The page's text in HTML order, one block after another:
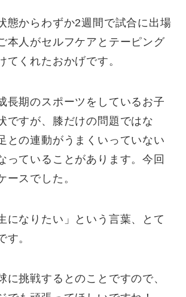
態からわずか2週間で試合に出場
本人がセルフケアとテーピング
てくれたおかげです。
長期のスポーツをしているお子
ですが、膝だけの問題ではな
との連動がうまくいっていない
っていることがあります。今回
ースでした。
になりたい」という言葉、とて
す。
に挑戦するとのことですので、